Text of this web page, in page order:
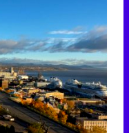
a querer